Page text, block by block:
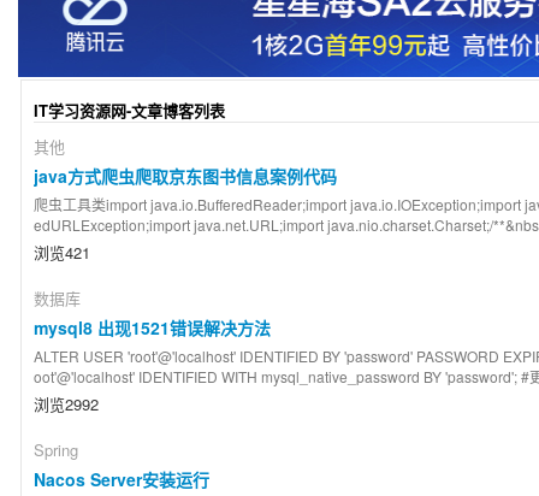
IT学习资源网-文章博客列表
其他
java方式爬虫爬取京东图书信息案例代码
爬虫工具类import java.io.BufferedReader;import java.io.IOException;import
edURLException;import java.net.URL;import java.nio.charset.Charset;/
浏览421
数据库
mysql8 出现1521错误解决方法
ALTER USER 'root'@'localhost' IDENTIFIED BY 'password' PASSWORD
oot'@'localhost' IDENTIFIED WITH mysql_native_password BY 'password'; #
浏览2992
Spring
Nacos Server安装运行